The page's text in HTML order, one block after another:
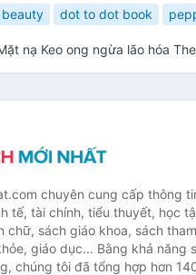
dot to dot book
nạ Keo ong ngừa lão hóa
chuyên cung cấp thông
tế, tài chính, tiểu thuyết, học
chữ, sách giáo khoa, sách
giáo dục... Bằng khả năng
chúng tôi đã tổng hợp hơn